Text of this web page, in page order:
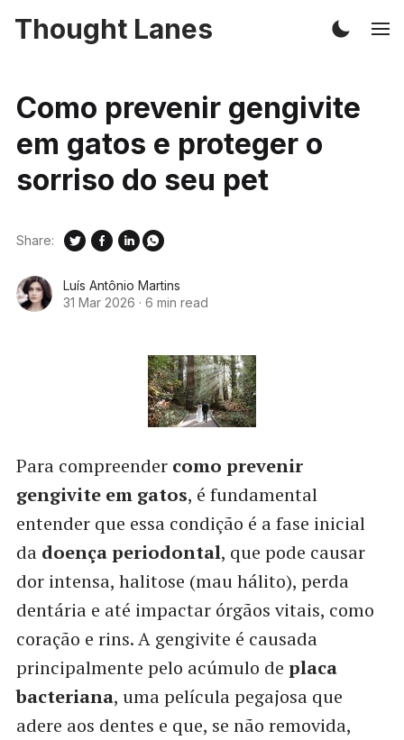
Thought Lanes
Como prevenir gengivite
em gatos e proteger o
sorriso do seu pet
Luís Antônio Martins
31 Mar 2026 · 6 min read
Share:
Para compreender como prevenir
gengivite em gatos, é fundamental
entender que essa condição é a fase inicial
da doença periodontal, que pode causar
dor intensa, halitose (mau hálito), perda
dentária e até impactar órgãos vitais, como
coração e rins. A gengivite é causada
principalmente pelo acúmulo de placa
bacteriana, uma película pegajosa que
adere aos dentes e que, se não removida,